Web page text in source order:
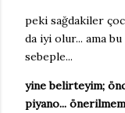
peki sağdakiler
da iyi olur... ama
sebeple...
yine belirteyim;
piyano...